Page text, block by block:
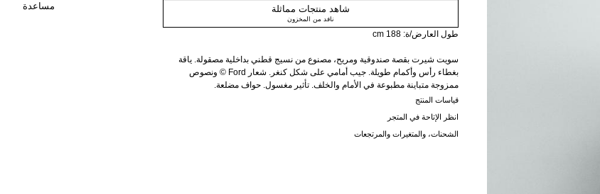
مساعدة شاهد منتجات مماثلة
نافد من المخزون
طول العارض/ة: 188 cm
سويت شيرت بقصة صندوقية ومريح، مصنوع من نسيج قطني بداخلية مصقولة. ياقة
بغطاء رأس وأكمام طويلة. جيب أمامي على شكل كنغر. شعار Ford © ونصوص
ممزوجة متباينة مطبوعة في الأمام والخلف. تأثير مغسول. حواف مضلعة.
الشركات التابعة لها مستخدمة بموجب ترخيص.
قياسات المنتج
انظر الإتاحة في المتجر
الشحنات، والمتغيرات والمرتجعات